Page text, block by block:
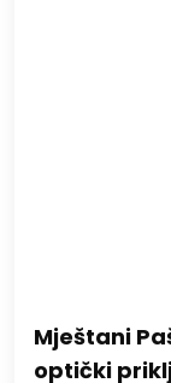
Mještani
optički